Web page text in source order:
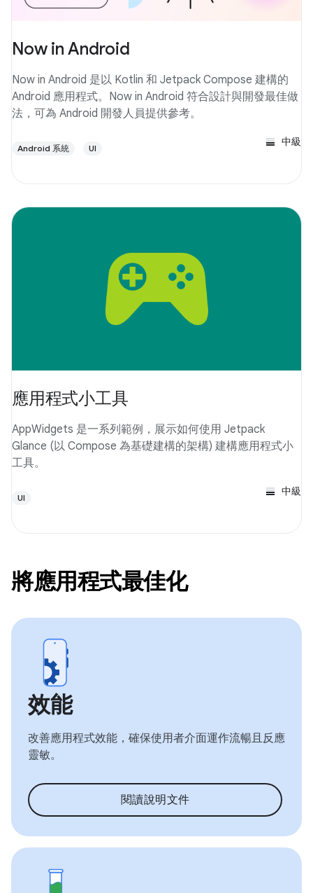
Now in Android
Now in Android 是以 Kotlin 和 Jetpack Compose 建構的
Android 應用程式。Now in Android 符合設計與開發最佳做
法，可為 Android 開發人員提供參考。
Android 系統 UI
中級
應用程式小工具
AppWidgets 是一系列範例，展示如何使用 Jetpack
Glance (以 Compose 為基礎建構的架構) 建構應用程式小
工具。
UI
中級
將應用程式最佳化
效能
改善應用程式效能，確保使用者介面運作流暢且反應
靈敏。
閱讀說明文件